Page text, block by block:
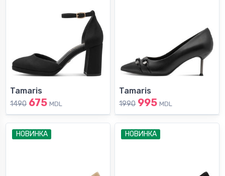
Tamaris
1490 675 MDL
Tamaris
1990 995 MDL
НОВИНКА НОВИНКА